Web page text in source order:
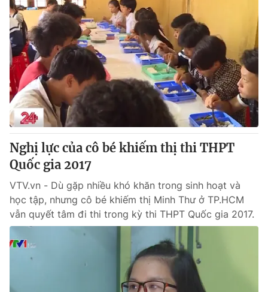
Nghị lực của cô bé khiếm thị thi THPT
Quốc gia 2017
VTV.vn - Dù gặp nhiều khó khăn trong sinh hoạt và
học tập, nhưng cô bé khiếm thị Minh Thư ở TP.HCM
vẫn quyết tâm đi thi trong kỳ thi THPT Quốc gia 2017.